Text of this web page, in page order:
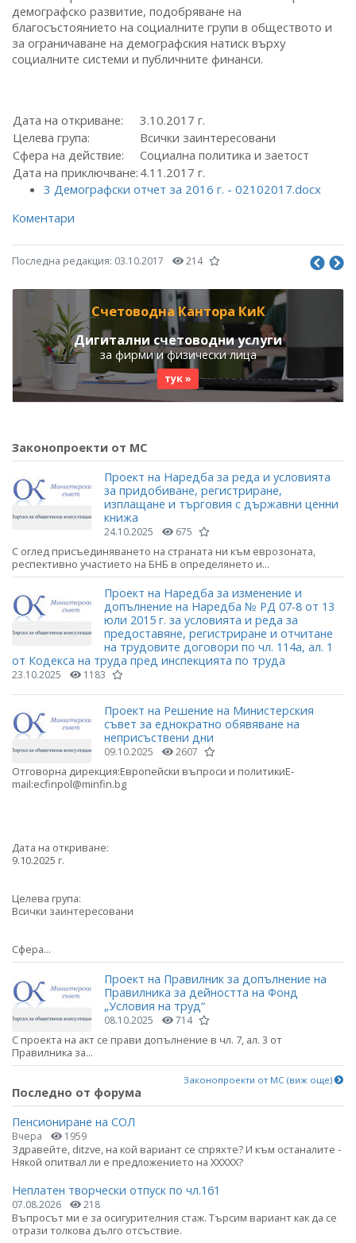
демографско развитие, подобряване на
благосъстоянието на социалните групи в обществото и
за ограничаване на демографския натиск върху
социалните системи и публичните финанси.
Дата на откриване:
3.10.2017 г.
Целева група:
Всички заинтересовани
Сфера на действие:
Социална политика и заетост
Дата на приключване: 4.11.2017 г.
3 Демографски отчет за 2016 г. - 02102017.docx
Коментари
Последна редакция: 03.10.2017 214
Счетоводна Кантора КиК
Дигитални счетоводни услуги
за фирми и физически лица
тук »
Законопроекти от МС
Проект на Наредба за реда и условията
за придобиване, регистриране,
изплащане и търговия с държавни ценни
книжа
24.10.2025 675
С оглед присъединяването на страната ни към еврозоната,
респективно участието на БНБ в определянето и...
Проект на Наредба за изменение и
допълнение на Наредба № РД 07-8 от 13
юли 2015 г. за условията и реда за
предоставяне, регистриране и отчитане
на трудовите договори по чл. 114а, ал. 1
от Кодекса на труда пред инспекцията по труда
23.10.2025 1183
Проект на Решение на Министерския
съвет за еднократно обявяване на
неприсъствени дни
09.10.2025 2607
Отговорна дирекция:Европейски въпроси и политикиE-
mail:ecfinpol@minfin.bg
Дата на откриване:
9.10.2025 г.
Целева група:
Всички заинтересовани
Сфера...
Проект на Правилник за допълнение на
Правилника за дейността на Фонд
„Условия на труд“
08.10.2025 714
С проекта на акт се прави допълнение в чл. 7, ал. 3 от
Правилника за...
Законопроекти от МС (виж още)
Последно от форума
Пенсиониране на СОЛ
Вчера 1959
Здравейте, ditzve, на кой вариант се спряхте? И към останалите -
Някой опитвал ли е предложението на ХХХХХ?
Неплатен творчески отпуск по чл.161
07.08.2026 218
Въпросът ми е за осигурителния стаж. Търсим вариант как да се
отрази толкова дълго отсъствие.